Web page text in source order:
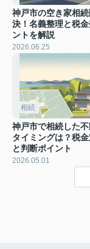
神戸市の空き家相
決！名義整理と税
ントを解説
2026.06.25
相続
神戸市で相続した
タイミングは？税
と判断ポイント
2026.05.01